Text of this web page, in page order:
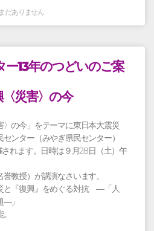
だありません
ー13年のつどいのご案
災害〉の今
〉の今」をテーマに東日本大震災
ンター（みやぎ県民センター）
れます。日時は９月28日（土）午
教授）が講演なさいます。
と『復興』をめぐる対抗 ―「人
―」